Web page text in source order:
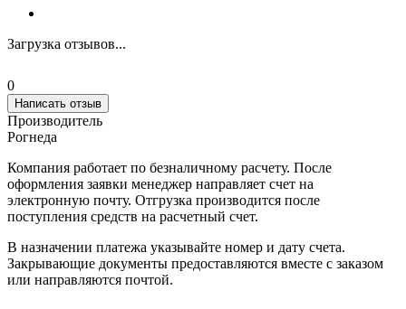
Загрузка отзывов...
0
Написать отзыв
Производитель
Рогнеда
Компания работает по безналичному расчету. После
оформления заявки менеджер направляет счет на
электронную почту. Отгрузка производится после
поступления средств на расчетный счет.
В назначении платежа указывайте номер и дату счета.
Закрывающие документы предоставляются вместе с заказом
или направляются почтой.